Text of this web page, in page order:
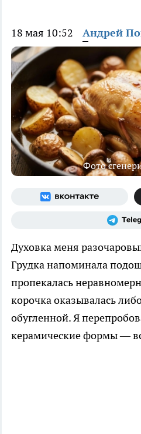
18 мая 10:52 Андрей
Фото
Духовка меня
Грудка напоминала
пропекалась
корочка оказывалась
обугленной. Я
керамические формы —